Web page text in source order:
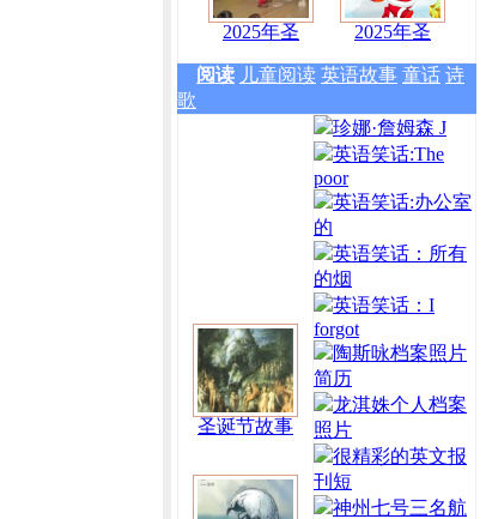
2025年圣 2025年圣
阅读 儿童阅读 英语故事 童话 诗
歌
圣诞节故事
珍娜·詹姆森 J
英语笑话:The
poor
英语笑话:办公室
的
英语笑话：所有
的烟
英语笑话：I
forgot
陶斯咏档案照片
简历
龙淇姝个人档案
照片
很精彩的英文报
刊短
神州七号三名航